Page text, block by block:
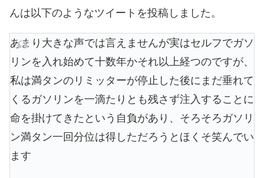
んは以下のようなツイートを投稿しました。
あまり大きな声では言えませんが実はセルフでガソ
リンを入れ始めて十数年かそれ以上経つのですが、
私は満タンのリミッターが停止した後にまだ垂れて
くるガソリンを一滴たりとも残さず注入することに
命を掛けてきたという自負があり、そろそろガソリ
ン満タン一回分位は得しただろうとほくそ笑んでい
ます